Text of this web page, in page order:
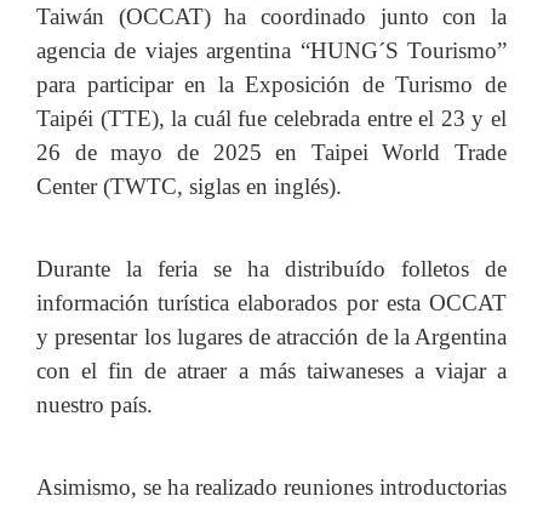
Taiwán (OCCAT) ha coordinado junto con la
agencia de viajes argentina “HUNG´S Tourismo”
para participar en la Exposición de Turismo de
Taipéi (TTE), la cuál fue celebrada entre el 23 y el
26 de mayo de 2025 en Taipei World Trade
Center (TWTC, siglas en inglés).
Durante la feria se ha distribuído folletos de
información turística elaborados por esta OCCAT
y presentar los lugares de atracción de la Argentina
con el fin de atraer a más taiwaneses a viajar a
nuestro país.
Asimismo, se ha realizado reuniones introductorias